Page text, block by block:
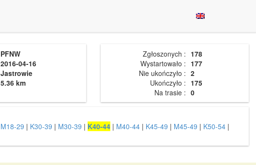
PFNW
2016-04-16
Jastrowie
5.36 km
Zgłoszonych : 178
Wystartowało : 177
Nie ukończyło : 2
Ukończyło : 175
Na trasie : 0
M18-29 | K30-39 | M30-39 | K40-44 | M40-44 | K45-49 | M45-49 | K50-54 |